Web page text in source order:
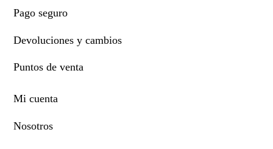
Pago seguro
Devoluciones y cambios
Puntos de venta
Mi cuenta
Nosotros